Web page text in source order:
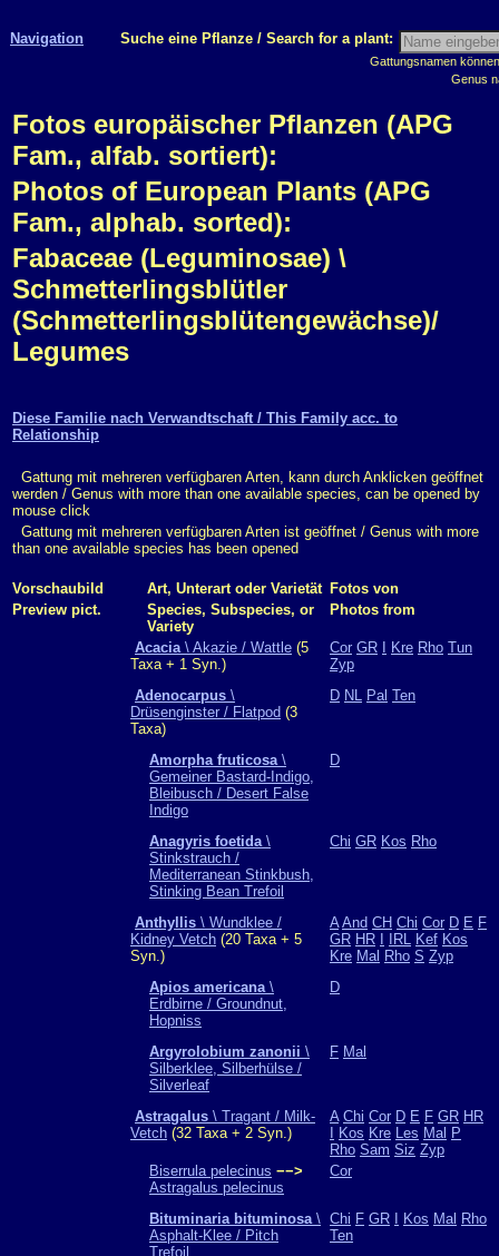
Navigation Suche eine Pflanze / Search for a plant:
Gattungsnamen
Genus
Fotos europäischer Pflanzen (APG
Fam., alfab. sortiert):
Photos of European Plants (APG
Fam., alphab. sorted):
Fabaceae (Leguminosae) \
Schmetterlingsblütler
(Schmetterlingsblütengewächse)/
Legumes
Diese Familie nach Verwandtschaft / This Family acc. to
Relationship
Gattung mit mehreren verfügbaren Arten, kann durch Anklicken geöffnet
werden / Genus with more than one available species, can be opened by
mouse click
Gattung mit mehreren verfügbaren Arten ist geöffnet / Genus with more
than one available species has been opened
Vorschaubild Art, Unterart oder Varietät Fotos von
Preview pict.
Species, Subspecies, or
Variety
Photos from
Acacia\ Akazie / Wattle (5
Taxa + 1 Syn.)
Cor GR Kre Rho Tun
Zyp
Adenocarpus \
Drüsenginster / Flatpod (3
Taxa)
D NL Pal Ten
Amorpha fruticosa\
Gemeiner Bastard-Indigo,
Bleibusch / Desert False
Indigo
D
Anagyris foetida\
Stinkstrauch /
Mediterranean Stinkbush,
Stinking Bean Trefoil
Chi GR Kos Rho
Anthyllis \ Wundklee /
Kidney Vetch (20 Taxa + 5
Syn.)
A And CH Chi Cor D E F
GR HR IRL Kef Kos
Kre Mal Rho S Zyp
Apios americana\
Erdbirne / Groundnut,
Hopniss
D
Argyrolobium zanonii \
Silberklee, Silberhülse /
Silverleaf
F Mal
Astragalus \ Tragant / Milk-
Vetch (32 Taxa + 2 Syn.)
A Chi Cor D E F GR HR
Kos Kre Les Mal P
Rho Sam Siz Zyp
Biserrula pelecinus −−>
Astragalus pelecinus
Cor
Bituminaria bituminosa\
Asphalt-Klee / Pitch
Trefoil
Chi F GR Kos Mal Rho
Ten